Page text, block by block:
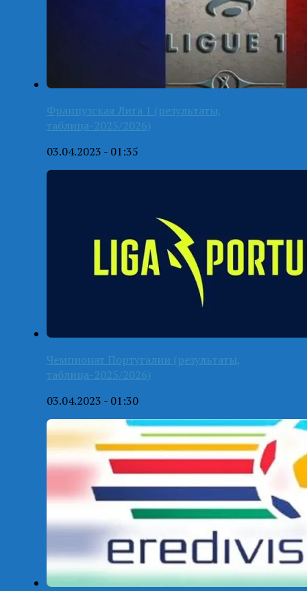
Французская Лига 1 (результаты,
таблица-2025/2026)
03.04.2023 - 01:35
Чемпионат Португалии (результаты,
таблица-2025/2026)
03.04.2023 - 01:30